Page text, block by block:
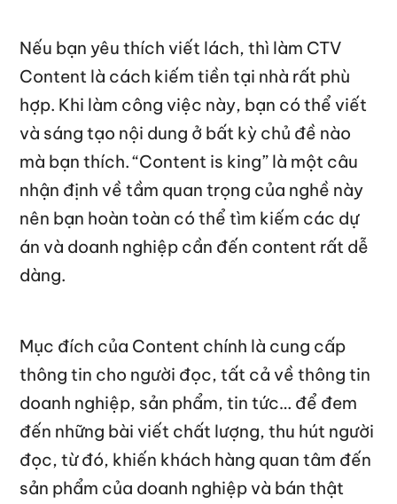
Nếu bạn yêu thích viết lách, thì làm CTV
Content là cách kiếm tiền tại nhà rất phù
hợp. Khi làm công việc này, bạn có thể viết
và sáng tạo nội dung ở bất kỳ chủ đề nào
mà bạn thích. “Content is king” là một câu
nhận định về tầm quan trọng của nghề này
nên bạn hoàn toàn có thể tìm kiếm các dự
án và doanh nghiệp cần đến content rất dễ
dàng.
Mục đích của Content chính là cung cấp
thông tin cho người đọc, tất cả về thông tin
doanh nghiệp, sản phẩm, tin tức… để đem
đến những bài viết chất lượng, thu hút người
đọc, từ đó, khiến khách hàng quan tâm đến
sản phẩm của doanh nghiệp và bán thật